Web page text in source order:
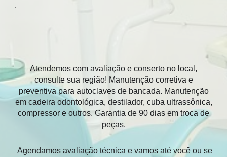
.
Atendemos com avaliação e conserto no local,
consulte sua região! Manutenção corretiva e
preventiva para autoclaves de bancada. Manutenção
em cadeira odontol ógica, destilador, cuba ultrassônica,
compressor e outros. Garantia de 90 dias em troca de
peças.
Agendamos avaliaçãotécnica e vamos até você ou se